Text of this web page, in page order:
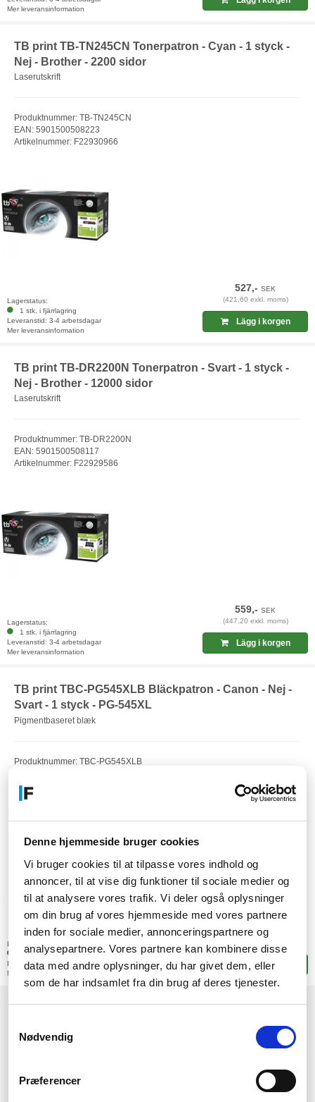
Denne hjemmeside bruger cookies
Vi bruger cookies til at tilpasse vores indhold og
annoncer, til at vise dig funktioner til sociale medier og
til at analysere vores trafik. Vi deler også oplysninger
om din brug af vores hjemmeside med vores partnere
inden for sociale medier, annonceringspartnere og
analysepartnere. Vores partnere kan kombinere disse
data med andre oplysninger, du har givet dem, eller
som de har indsamlet fra din brug af deres tjenester.
Nødvendig
Præferencer
Mer leveransinformation
TB print TB-TN245CN Tonerpatron - Cyan - 1 styck -
Nej - Brother - 2200 sidor
Laserutskrift
Produktnummer: TB-TN245CN
EAN: 5901500508223
Artikelnummer: F22930966
Lagerstatus:
1 stk. i fjärrlagring
Leveranstid: 3-4 arbetsdagar
Mer leveransinformation
527,-SEK
(421,60 exkl. moms)
Lägg i korgen
TB print TB-DR2200N Tonerpatron - Svart - 1 styck -
Nej - Brother - 12000 sidor
Laserutskrift
Produktnummer: TB-DR2200N
EAN: 5901500508117
Artikelnummer: F22929586
Lagerstatus:
1 stk. i fjärrlagring
Leveranstid: 3-4 arbetsdagar
Mer leveransinformation
559,-SEK
(447,20 exkl. moms)
Lägg i korgen
TB print TBC-PG545XLB Bläckpatron - Canon - Nej -
Svart - 1 styck - PG-545XL
Pigmentbaseret blæk
Produktnummer: TBC-PG545XLB
Artikelnummer: F23447441
Lagerstatus:
1 stk. i fjärrlagring
Leveranstid: 13-14 arbetsdagar
Mer leveransinformation
656,-SEK
Lägg i korgen